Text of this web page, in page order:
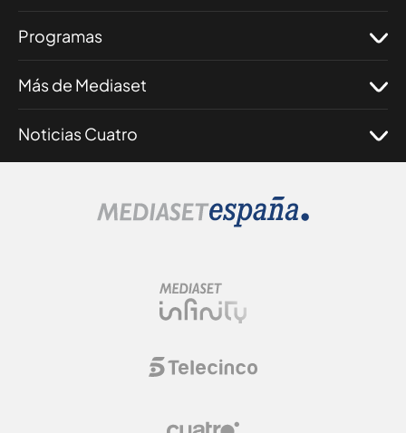
Programas
Más de Mediaset
Noticias Cuatro